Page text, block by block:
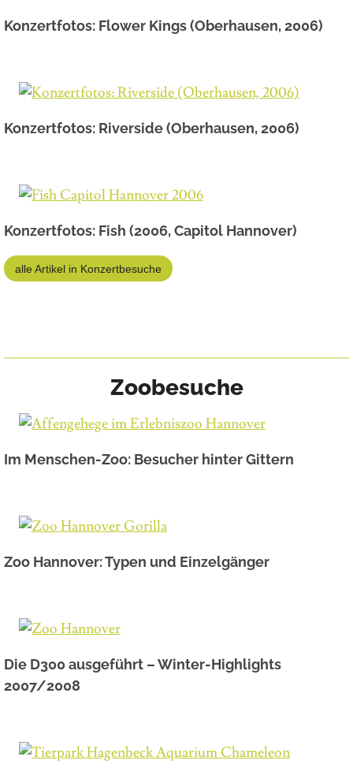
Konzertfotos: Flower Kings (Oberhausen, 2006)
Konzertfotos: Riverside (Oberhausen, 2006)
Konzertfotos: Fish (2006, Capitol Hannover)
alle Artikel in Konzertbesuche
Zoobesuche
Im Menschen-Zoo: Besucher hinter Gittern
Zoo Hannover: Typen und Einzelgänger
Die D300 ausgeführt – Winter-Highlights
2007/2008